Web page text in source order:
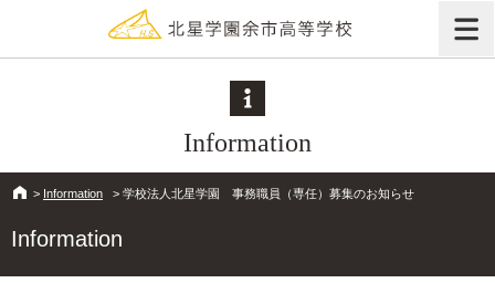
Information
> Information > 学校法人北星学園 事務職員（専任）募集のお知らせ
Information